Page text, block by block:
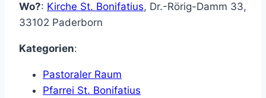
Wo?: Kirche St. Bonifatius, Dr.-Rörig-Damm 33,
33102 Paderborn
Kategorien:
Pastoraler Raum
Pfarrei St. Bonifatius